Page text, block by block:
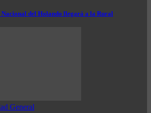
Nacional del Holando llegará a la Rural
General